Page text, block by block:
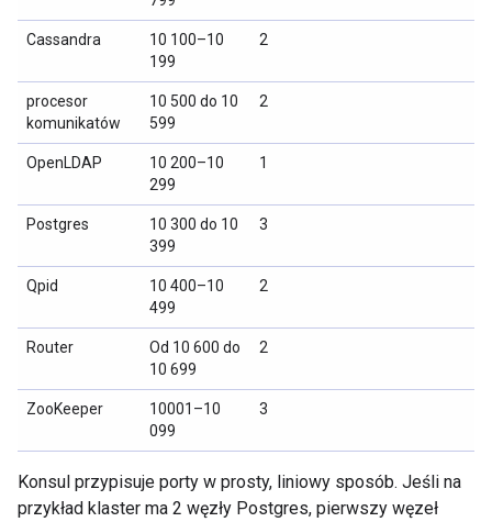
Cassandra
10 100–10
199
2
procesor
komunikatów
10 500 do 10
599
2
OpenLDAP
10 200–10
299
1
Postgres
10 300 do 10
399
3
Qpid
10 400–10
499
2
Router
Od 10 600 do
10 699
2
ZooKeeper
10001–10
099
3
Konsul przypisuje porty w prosty, liniowy sposób. Jeśli na
przykład klaster ma 2 węzły Postgres, pierwszy węzeł